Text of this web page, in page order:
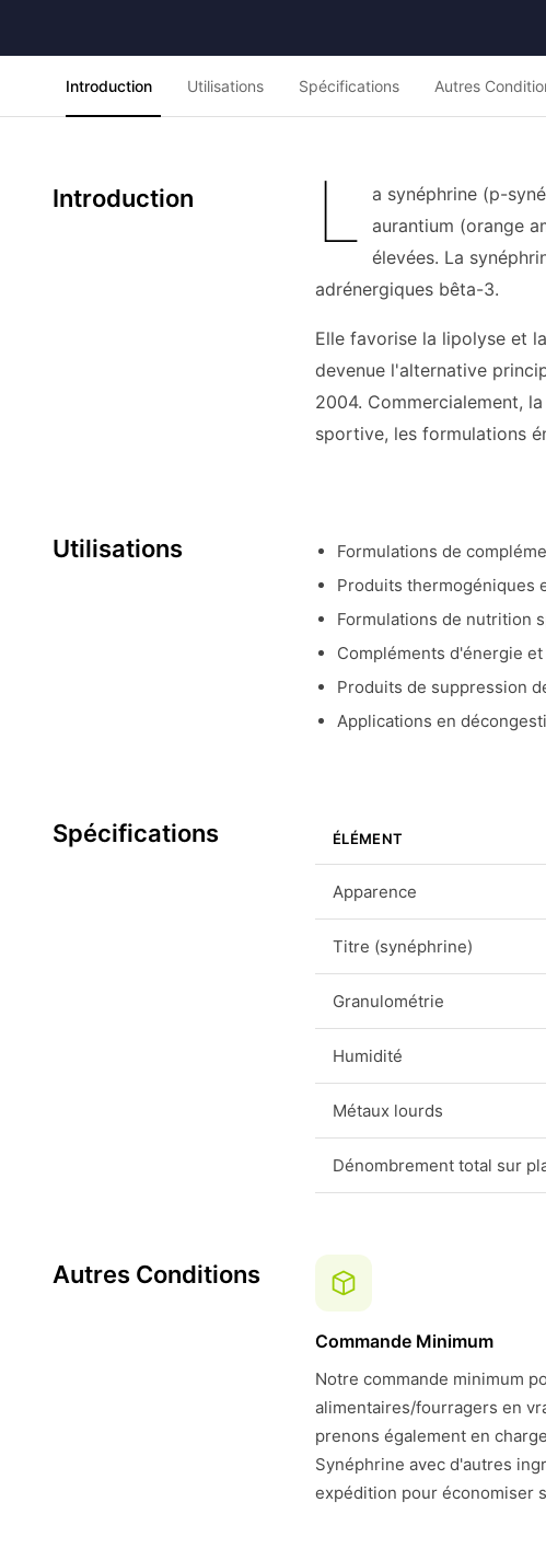
Introduction Utilisations Spécifications Autres
Introduction L
a synéphrine (p-
aurantium (orange
élevées. La
adrénergiques bêta-3.
Elle favorise la lipolyse et
devenue l'alternative
2004. Commercialement,
sportive, les formulations
Utilisations
Formulations de
Produits thermogéniques
Formulations de nutrition
Compléments d'énergie
Produits de suppression
Applications en
Spécifications ÉLÉMENT
Apparence
Titre (synéphrine)
Granulométrie
Humidité
Métaux lourds
Dénombrement total sur
Autres Conditions
Commande Minimum
Notre commande minimum
alimentaires/fourragers en
prenons également en
Synéphrine avec d'autres
expédition pour économiser